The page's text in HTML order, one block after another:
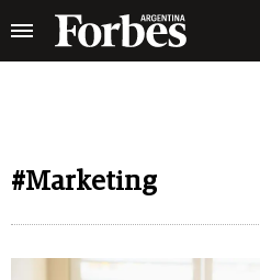
#Marketing